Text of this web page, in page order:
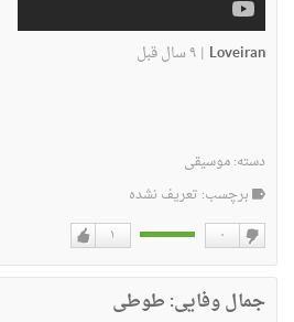
Loveiran
| ۹ سال قبل
دسته:موسیقی
برچسب: تعریف نشده
۱ ۰
جمال وفایی: طوطی